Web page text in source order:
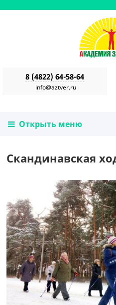
8 (4822) 64-58-64
info@aztver.ru
Открыть меню
Скандинавская